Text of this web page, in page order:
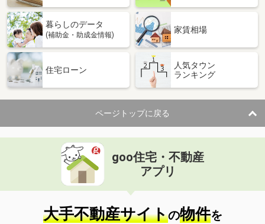
暮らしのデータ
(補助金・助成金情報)
家賃相場
住宅ローン
人気タウン
ランキング
ページトップに戻る
goo住宅・不動産
アプリ
大手不動産サイトの物件を